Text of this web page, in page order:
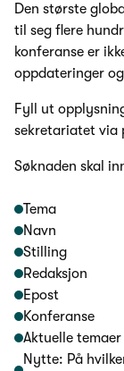
Den største
til seg flere
konferanse er
oppdateringer
Fyll ut
sekretariatet via
Søknaden skal
Tema
Navn
Stilling
Redaksjon
Epost
Konferanse
Aktuelle temaer
Nytte: På